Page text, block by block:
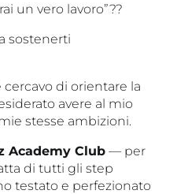
un vero lavoro”??
sostenerti
di orientare la
avere al mio
stesse ambizioni.
Academy Club — per
di tutti gli step
testato e perfezionato